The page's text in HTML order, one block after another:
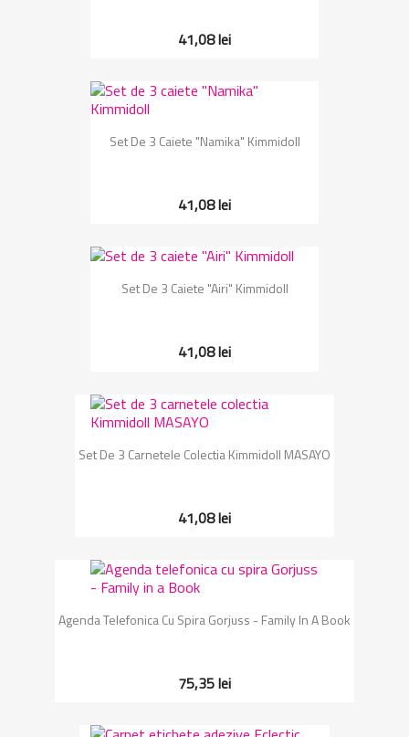
41,08 lei
Set De 3 Caiete "Namika" Kimmidoll
41,08 lei
Set De 3 Caiete "Airi" Kimmidoll
41,08 lei
Set De 3 Carnetele Colectia Kimmidoll MASAYO
41,08 lei
Agenda Telefonica Cu Spira Gorjuss - Family In A Book
75,35 lei